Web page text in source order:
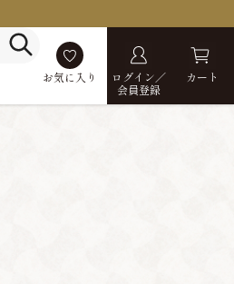
お気に入り
ログイン／
会員登録
カート